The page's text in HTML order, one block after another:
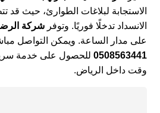
الاستجابة لبلاغات الطوارئ، حيث
الانسداد تدخلًا فوريًا. وتوفرشركة
على مدار الساعة. ويمكن التواصل
0508563441 للحصول على خدمة
وقت داخل الرياض.